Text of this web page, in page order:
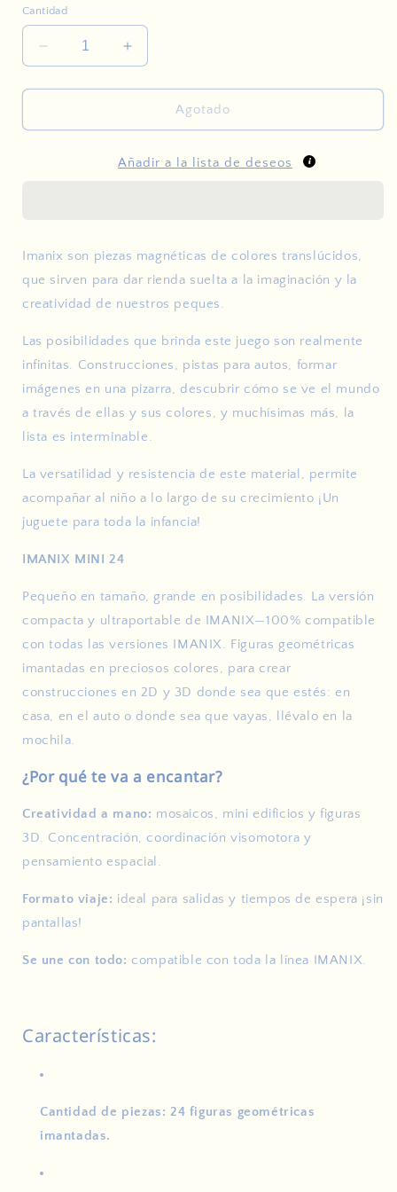
Cantidad
Reducir
cantidad
para
Mini
Aumentar
cantidad
para
Mini
Piezas
Agotado
Añadir a la lista de deseos
Imanix son piezas magnéticas de colores translúcidos,
que sirven para dar rienda suelta a la imaginación y la
creatividad de nuestros peques.
Las posibilidades que brinda este juego son realmente
infinitas. Construcciones, pistas para autos, formar
imágenes en una pizarra, descubrir cómo se ve el mundo
a través de ellas y sus colores, y muchísimas más, la
lista es interminable.
La versatilidad y resistencia de este material, permite
acompañar al niño a lo largo de su crecimiento ¡Un
juguete para toda la infancia!
IMANIX MINI 24
Pequeño en tamaño, grande en posibilidades. La versión
compacta y ultraportable de IMANIX—100% compatible
con todas las versiones IMANIX. Figuras geométricas
imantadas en preciosos colores, para crear
construcciones en 2D y 3D donde sea que estés: en
casa, en el auto o donde sea que vayas, llévalo en la
mochila.
¿Por qué te va a encantar?
Creatividad a mano: mosaicos, mini edificios y figuras
3D. Concentración, coordinación visomotora y
pensamiento espacial.
Formato viaje: ideal para salidas y tiempos de espera ¡sin
pantallas!
Se une con todo: compatible con toda la línea IMANIX.
Características:
Cantidad de piezas: 24 figuras geométricas
imantadas.